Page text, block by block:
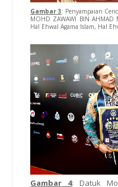
Gambar 3: Penyampaian
MOHD ZAWAWI BIN AHMAD
Hal Ehwal Agama Islam, Hal
Gambar 4: Datuk